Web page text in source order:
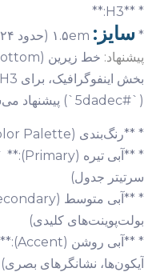
* **H3:**
* سایز:
پیشنهاد:
(`#5dadec`) پیشنهاد می‌شود.
* **رنگ‌بندی (Color Palette):**
سرتیتر جدول)
بولت‌پوینت‌های کلیدی)
آیکون‌ها، نشانگرهای بصری)